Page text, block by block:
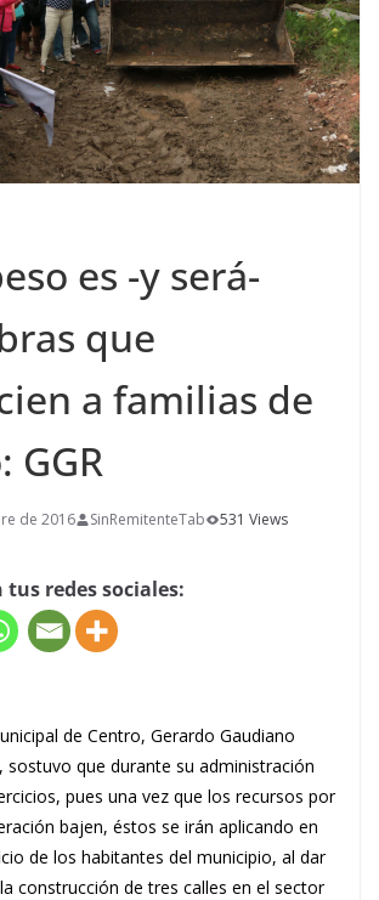
es -y será-
que
a familias de
GGR
de 2016 SinRemitenteTab
531 Views
tus redes sociales:
de Centro, Gerardo Gaudiano
sostuvo que durante su administración
pues una vez que los recursos por
bajen, éstos se irán aplicando en
de los habitantes del municipio, al dar
construcción de tres calles en el sector